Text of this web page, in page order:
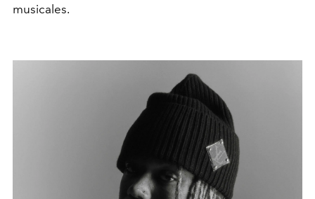
musicales.